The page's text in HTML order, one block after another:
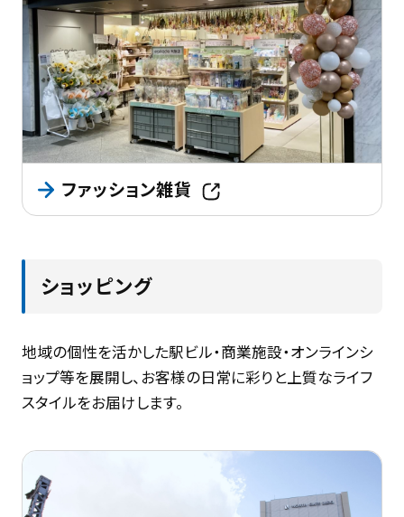
ファッション雑貨
ショッピング
地域の個性を活かした駅ビル・商業施設・オンラインシ
ョップ等を展開し、お客様の日常に彩りと上質なライフ
スタイルをお届けします。